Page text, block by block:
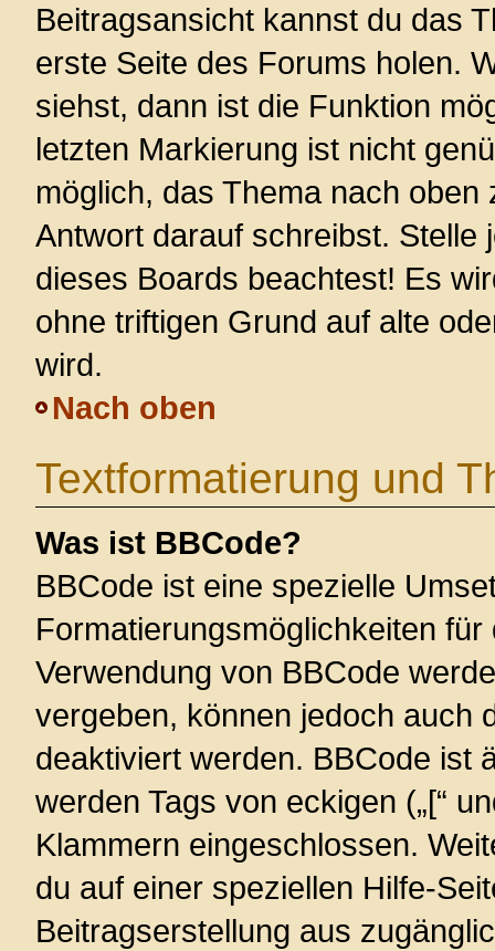
Beitragsansicht kannst du das
erste Seite des Forums holen.
siehst, dann ist die Funktion
letzten Markierung ist nicht
möglich, das Thema nach
Antwort darauf schreibst. Stelle
dieses Boards beachtest! Es
ohne triftigen Grund auf alte
wird.
Nach oben
Textformatierung und
Was ist BBCode?
BBCode ist eine spezielle
Formatierungsmöglichkeiten
Verwendung von BBCode
vergeben, können jedoch auch
deaktiviert werden. BBCode ist
werden Tags von eckigen („[“
Klammern eingeschlossen.
du auf einer speziellen Hilfe-
Beitragserstellung aus